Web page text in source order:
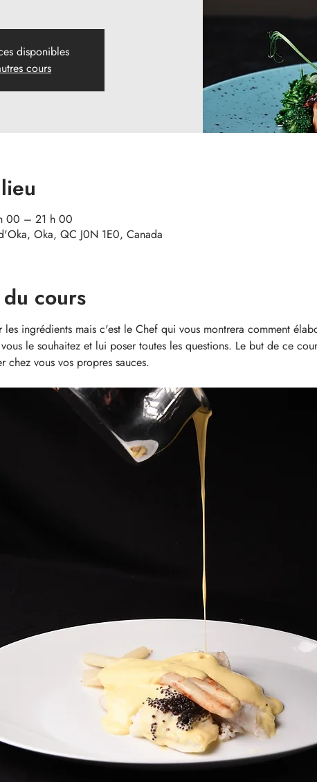
disponibles
cours
00 – 21 h 00
Oka, QC J0N 1E0, Canada
cours
ingrédients mais c'est le Chef qui vous montrera comment
le souhaitez et lui poser toutes les questions. Le but de ce
chez vous vos propres sauces.